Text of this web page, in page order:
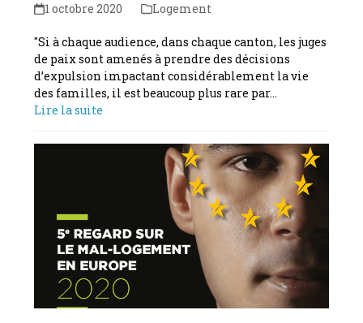
1 octobre 2020 Logement
"Si à chaque audience, dans chaque canton, les juges
de paix sont amenés à prendre des décisions
d’expulsion impactant considérablement la vie
des familles, il est beaucoup plus rare par…
Lire la suite